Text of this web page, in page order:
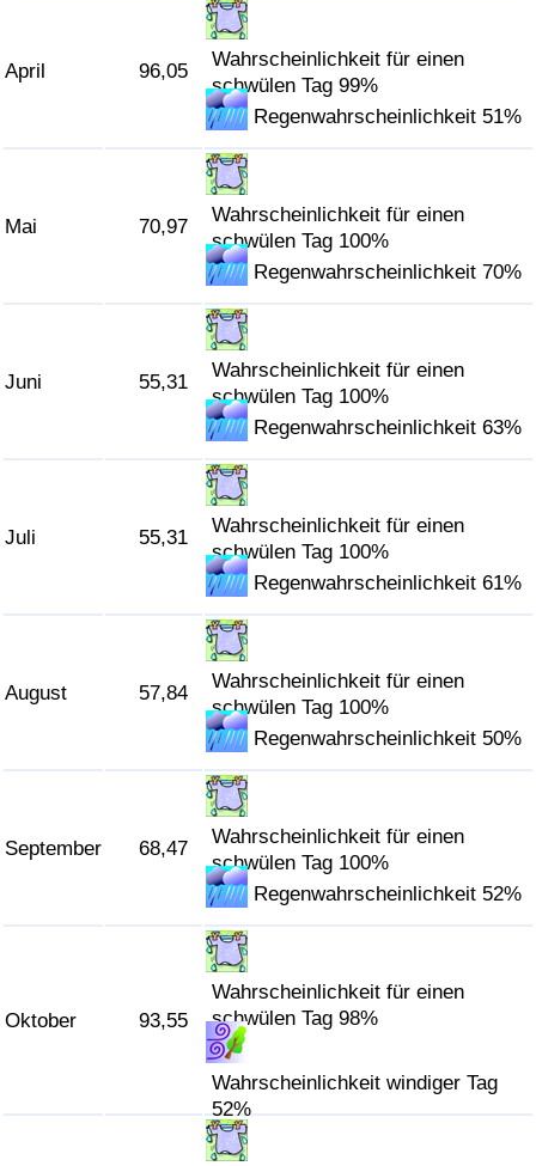
April 96,05
Wahrscheinlichkeit für einen
schwülen Tag 99%
Regenwahrscheinlichkeit 51%
Mai 70,97
Wahrscheinlichkeit für einen
schwülen Tag 100%
Regenwahrscheinlichkeit 70%
Juni 55,31
Wahrscheinlichkeit für einen
schwülen Tag 100%
Regenwahrscheinlichkeit 63%
Juli 55,31
Wahrscheinlichkeit für einen
schwülen Tag 100%
Regenwahrscheinlichkeit 61%
August 57,84
Wahrscheinlichkeit für einen
schwülen Tag 100%
Regenwahrscheinlichkeit 50%
September 68,47
Wahrscheinlichkeit für einen
schwülen Tag 100%
Regenwahrscheinlichkeit 52%
Oktober 93,55
Wahrscheinlichkeit für einen
schwülen Tag 98%
Wahrscheinlichkeit windiger Tag
52%
Umweltverschmutzungs-Index nach Land
Verkehr
Verkehrs-Index (aktuell)
Verkehrs-Index nach Land